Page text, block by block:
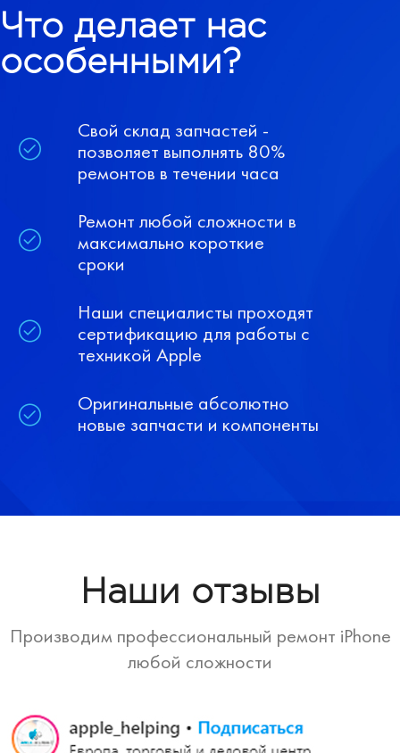
Что делает нас
особенными?
Свой склад запчастей -
позволяет выполнять 80%
ремонтов в течении часа
Ремонт любой сложности в
максимально короткие
сроки
Наши специалисты проходят
сертификацию для работы с
техникой Apple
Оригинальные абсолютно
новые запчасти и компоненты
Наши отзывы
Производим профессиональный ремонт iPhone
любой сложности